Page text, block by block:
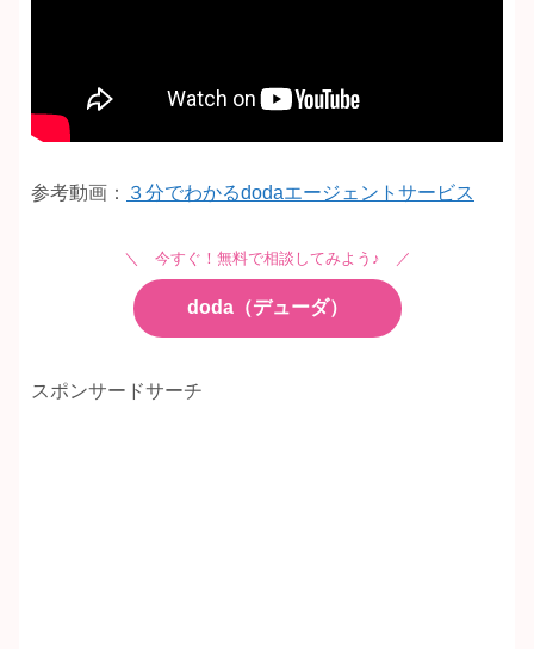
参考動画： ３分でわかるdodaエージェントサービス
＼ 今すぐ！無料で相談してみよう♪ ／
doda（デューダ）
スポンサードサーチ